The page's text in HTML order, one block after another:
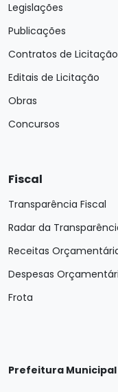
Legislações
Publicações
Contratos de Licitação
Editais de Licitação
Obras
Concursos
Fiscal
Transparência Fiscal
Radar da
Receitas
Despesas
Frota
Prefeitura Municipal